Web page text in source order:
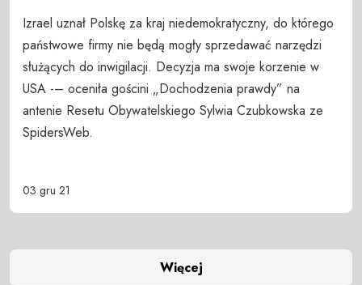
Izrael uznał Polskę za kraj niedemokratyczny, do którego
państwowe firmy nie będą mogły sprzedawać narzędzi
służących do inwigilacji. Decyzja ma swoje korzenie w
USA -– oceniła gościni „Dochodzenia prawdy” na
antenie Resetu Obywatelskiego Sylwia Czubkowska ze
SpidersWeb.
03 gru 21
Więcej